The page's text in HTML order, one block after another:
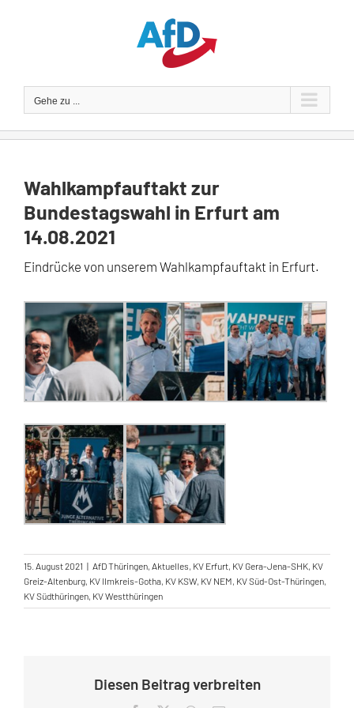
Gehe zu ...
Wahlkampfauftakt zur
Bundestagswahl in Erfurt am
14.08.2021
Eindrücke von unserem Wahlkampfauftakt in Erfurt.
15. August 2021 | AfD Thüringen, Aktuelles, KV Erfurt, KV Gera-Jena-SHK, KV
Greiz-Altenburg, KV Ilmkreis-Gotha, KV KSW, KV NEM, KV Süd-Ost-Thüringen,
KV Südthüringen, KV Westthüringen
Diesen Beitrag verbreiten